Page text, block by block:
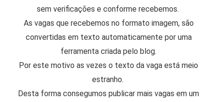
sem verificações e conforme recebemos.
As vagas que recebemos no formato imagem, são
convertidas em texto automaticamente por uma
ferramenta criada pelo blog.
Por este motivo as vezes o texto da vaga está meio
estranho.
Desta forma consegumos publicar mais vagas em um